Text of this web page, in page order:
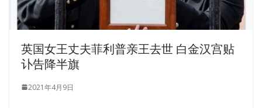
英国女王丈夫菲利普亲王去世 白金汉宫贴
讣告降半旗
2021年4月9日